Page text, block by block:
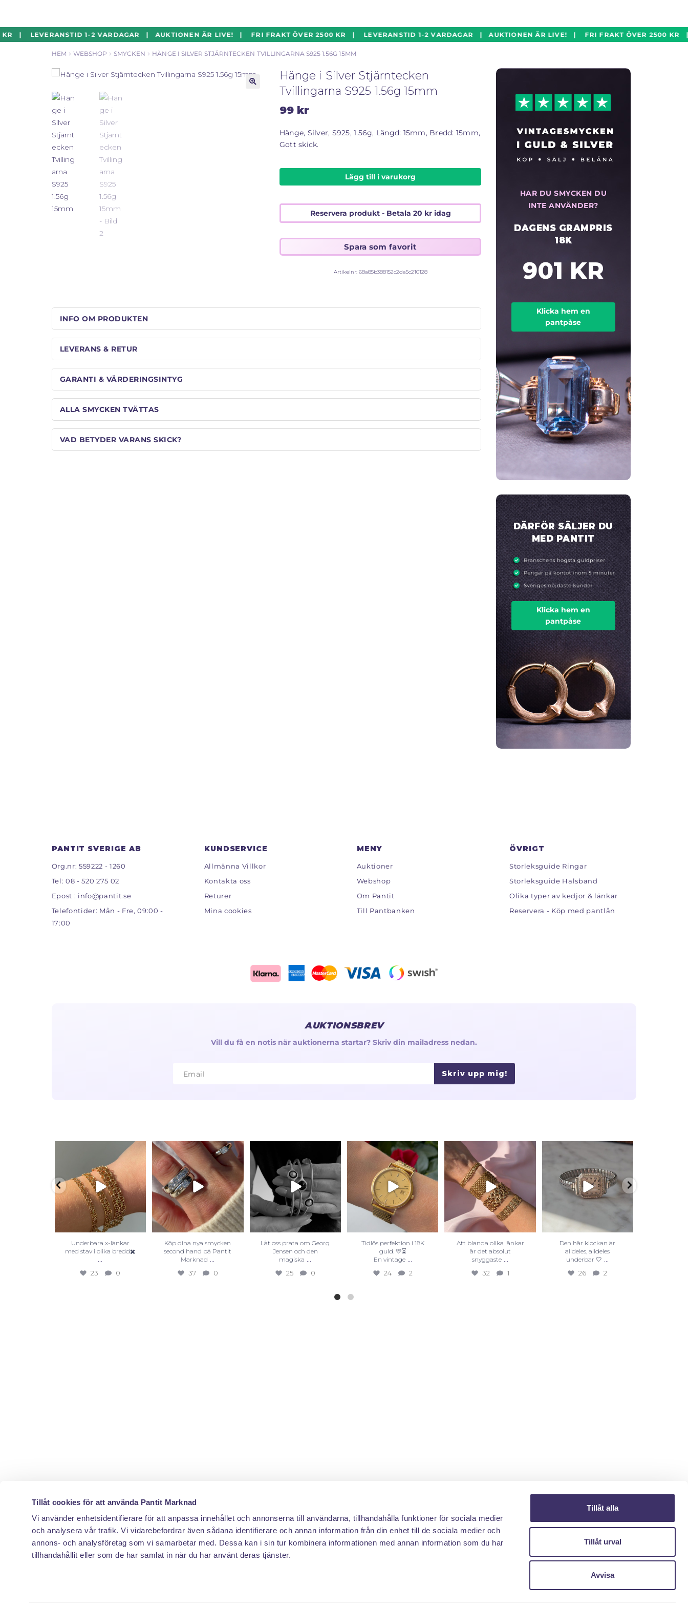
Tillåt cookies för att använda Pantit Marknad
Vi använder enhetsidentifierare för att anpassa innehållet och annonserna till användarna, tillhandahålla funktioner för sociala medier
och analysera vår trafik. Vi vidarebefordrar även sådana identifierare och annan information från din enhet till de sociala medier och
annons- och analysföretag som vi samarbetar med. Dessa kan i sin tur kombinera informationen med annan information som du har
tillhandahållit eller som de har samlat in när du har använt deras tjänster.
Tillåt alla
Tillåt urval
Avvisa
Hoppa
till
navigering
Hoppa
till
innehåll
| LEVERANSTID 1-2 VARDAGAR | AUKTIONEN ÄR LIVE! | FRI FRAKT ÖVER 2500 KR | LEVERANSTID 1-2 VARDAGAR | AUKTIONEN ÄR LIVE! | FRI FRAKT ÖVER
HEM WEBSHOP SMYCKEN HÄNGE I SILVER STJÄRNTECKEN TVILLINGARNA S925 1.56G 15MM
Hänge i Silver Stjärntecken
Tvillingarna S925 1.56g 15mm
99 kr
Hänge, Silver, S925, 1.56g, Längd: 15mm, Bredd: 15mm,
Gott skick.
Lägg till i varukorg
Reservera produkt - Betala 20 kridag
Artikelnr: 68a85b388152c2da5c210128
INFO OM PRODUKTEN
LEVERANS & RETUR
GARANTI & VÄRDERINGSINTYG
ALLA SMYCKEN TVÄTTAS
VAD BETYDER VARANS SKICK?
HAR DU SMYCKEN DU
INTE ANVÄNDER?
DAGENS GRAMPRIS
18K
901 KR
Klicka hem en
pantpåse
DÄRFÖR SÄLJER DU
MED PANTIT
Klicka hem en
pantpåse
PANTIT SVERIGE AB
Org.nr: 559222 - 1260
Tel:08 - 520 275 02
Epost : info@pantit.se
Telefontider: Mån - Fre, 09:00 -
17:00
KUNDSERVICE
Allmänna Villkor
Kontakta oss
Returer
Mina cookies
MENY
Auktioner
Webshop
Om Pantit
Till Pantbanken
ÖVRIGT
Storleksguide Ringar
Storleksguide Halsband
Olika typer av kedjor & länkar
Reservera - Köp med pantlån
AUKTIONSBREV
Vill du få en notis när auktionerna startar? Skriv din mailadress nedan.
Email
Email Skriv upp mig!
Underbara x-länkar
med stav i olika bredd✖️
...
23 0
Köp dina nya smycken
second hand på Pantit
Marknad ...
37 0
Låt oss prata om Georg
Jensen och den
magiska ...
25 0
Tidlös perfektion i 18K
guld. 💛⏳
En vintage ...
24 2
Att blanda olika länkar
är det absolut
snyggaste ...
32 1
Den här klockan är
alldeles, alldeles
underbar 🤍 ...
26 2